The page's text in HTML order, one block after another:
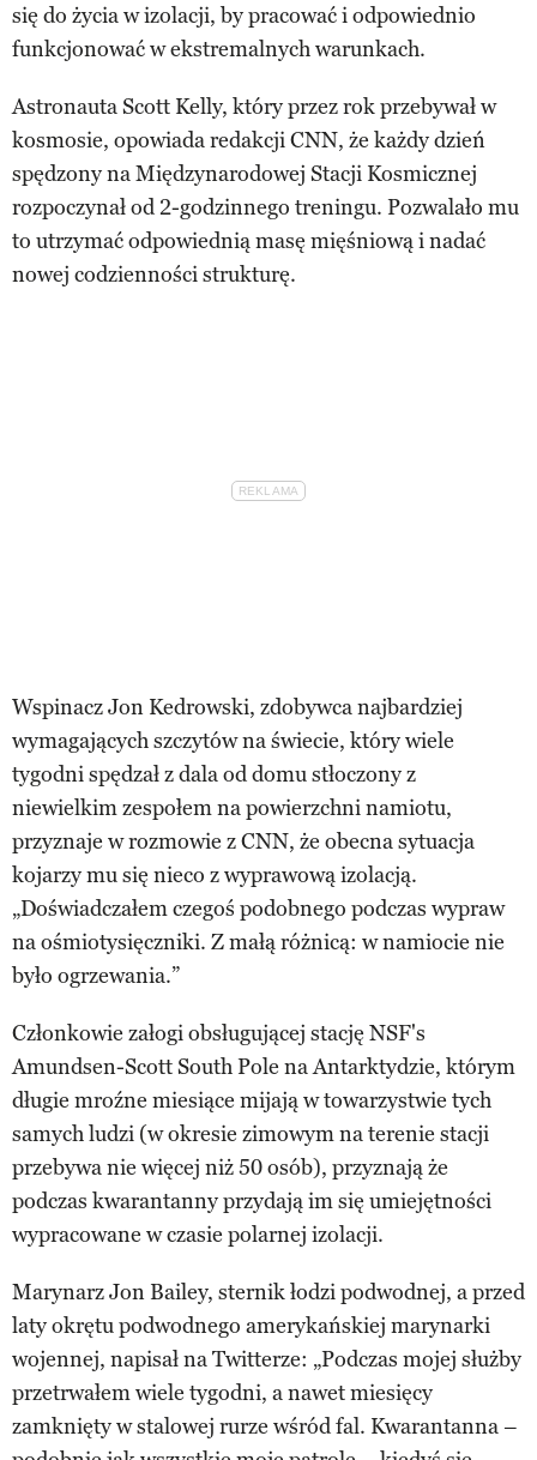
się do życia w izolacji, by pracować i odpowiednio
funkcjonować w ekstremalnych warunkach.
Astronauta Scott Kelly, który przez rok przebywał w
kosmosie, opowiada redakcji CNN, że każdy dzień
spędzony na Międzynarodowej Stacji Kosmicznej
rozpoczynał od 2-godzinnego treningu. Pozwalało mu
to utrzymać odpowiednią masę mięśniową i nadać
nowej codzienności strukturę.
Wspinacz Jon Kedrowski, zdobywca najbardziej
wymagających szczytów na świecie, który wiele
tygodni spędzał z dala od domu stłoczony z
niewielkim zespołem na powierzchni namiotu,
przyznaje w rozmowie z CNN, że obecna sytuacja
kojarzy mu się nieco z wyprawową izolacją.
„Doświadczałem czegoś podobnego podczas wypraw
na ośmiotysięczniki. Z małą różnicą: w namiocie nie
było ogrzewania.”
Członkowie załogi obsługującej stację NSF's
Amundsen-Scott South Pole na Antarktydzie, którym
długie mroźne miesiące mijają w towarzystwie tych
samych ludzi (w okresie zimowym na terenie stacji
przebywa nie więcej niż 50 osób), przyznają że
podczas kwarantanny przydają im się umiejętności
wypracowane w czasie polarnej izolacji.
Marynarz Jon Bailey, sternik łodzi podwodnej, a przed
laty okrętu podwodnego amerykańskiej marynarki
wojennej, napisał na Twitterze: „Podczas mojej służby
przetrwałem wiele tygodni, a nawet miesięcy
zamknięty w stalowej rurze wśród fal. Kwarantanna –